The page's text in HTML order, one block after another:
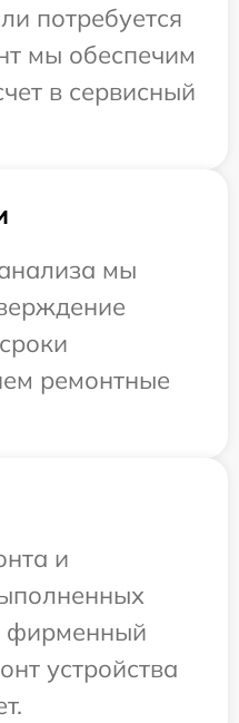
потребуется
мы обеспечим
в сервисный
мы
ремонтные
и
фирменный
устройства